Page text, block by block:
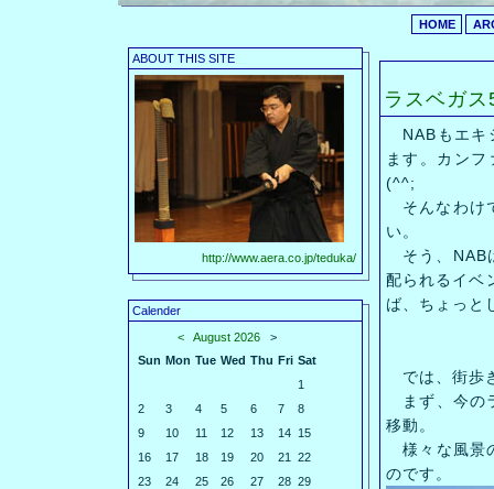
HOME
ABOUT THIS SITE
http://www.aera.co.jp/teduka/
Calender
<
August 2026 >
Sun Mon Tue Wed Thu Fri Sat
1
2
3 4 5 6 7
8
9
10 11 12 13 14 15
16
17 18 19 20 21
22
23
24 25 26 27 28 29
ラスベガ
NABもエキ
ます。カン
(^^;
そんなわけ
い。
そう、NAB
配られるイベ
ば、ちょっと
では、街歩
まず、今の
移動。
様々な風景
のです。